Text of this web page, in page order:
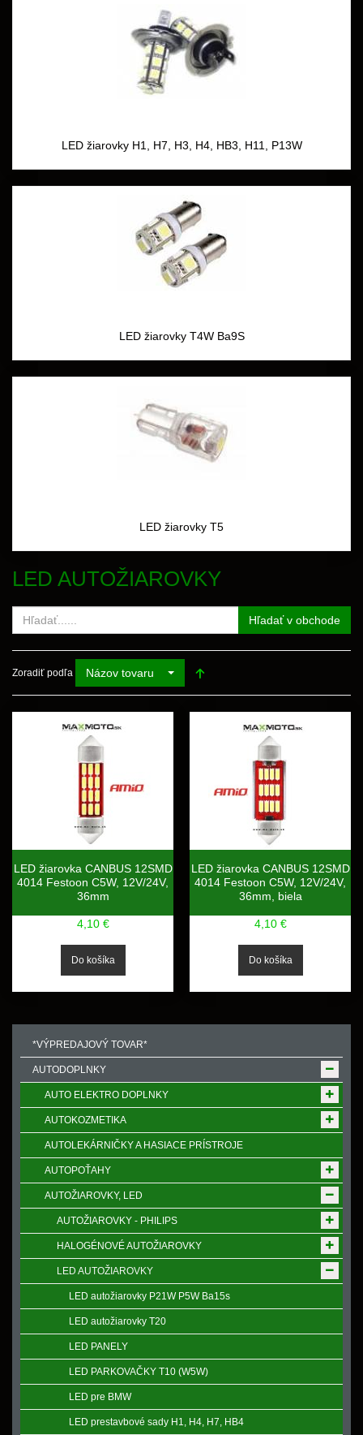
LED žiarovky H1, H7, H3, H4, HB3, H11, P13W
LED žiarovky T4W Ba9S
LED žiarovky T5
LED AUTOŽIAROVKY
Hľadať v obchode
Zoradiť podľa Názov tovaru
LED žiarovka CANBUS 12SMD
4014 Festoon C5W, 12V/24V,
36mm
4,10 €
LED žiarovka CANBUS 12SMD
4014 Festoon C5W, 12V/24V,
36mm, biela
4,10 €
*VÝPREDAJOVÝ TOVAR*
AUTODOPLNKY
AUTO ELEKTRO DOPLNKY
AUTOKOZMETIKA
AUTOLEKÁRNIČKY A HASIACE PRÍSTROJE
AUTOPOŤAHY
AUTOŽIAROVKY, LED
AUTOŽIAROVKY - PHILIPS
HALOGÉNOVÉ AUTOŽIAROVKY
LED AUTOŽIAROVKY
LED autožiarovky P21W P5W Ba15s
LED autožiarovky T20
LED PANELY
LED PARKOVAČKY T10 (W5W)
LED pre BMW
LED prestavbové sady H1, H4, H7, HB4